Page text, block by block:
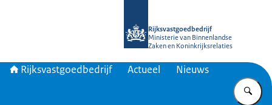
Rijksvastgoedbedrijf
Ministerie van Binnenlandse
Zaken en Koninkrijksrelaties
Rijksvastgoedbedrijf Actueel Nieuws